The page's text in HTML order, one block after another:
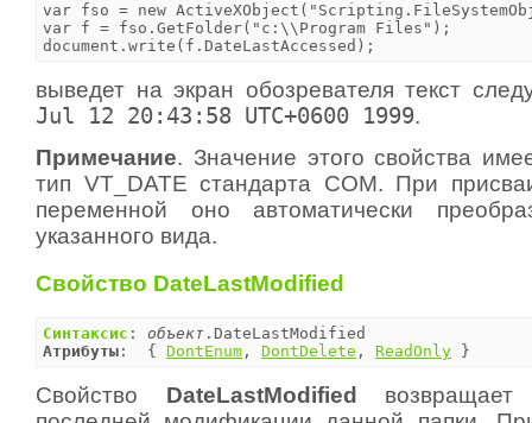
var fso = new
var f = fso.GetFolder("c:\\Program Files");
document.write(f.DateLastAccessed);
выведет на экран обозревателя текст
Jul 12 20:43:58 UTC+0600 1999.
Примечание. Значение этого свойства
тип VT_DATE стандарта COM. При
переменной оно автоматически
указанного вида.
Свойство DateLastModified
Синтаксис : объект
Атрибуты :  { DontEnum , DontDelete , ReadOnly }
Свойство DateLastModified